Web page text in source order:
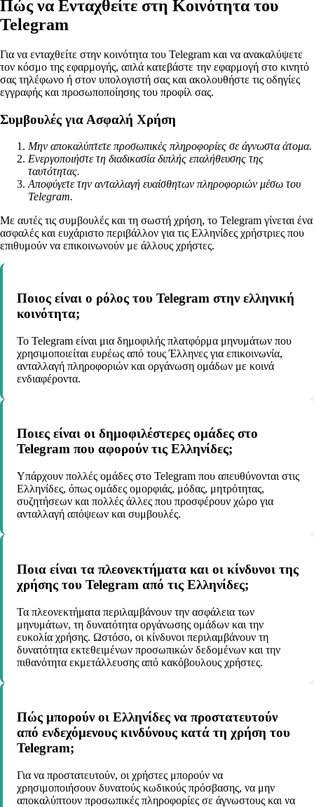
Πώς να Ενταχθείτε στη Κοινότητα του
Telegram
Για να ενταχθείτε στην κοινότητα του Telegram και να ανακαλύψετε
τον κόσμο της εφαρμογής, απλά κατεβάστε την εφαρμογή στο κινητό
σας τηλέφωνο ή στον υπολογιστή σας και ακολουθήστε τις οδηγίες
εγγραφής και προσωποποίησης του προφίλ σας.
Συμβουλές για Ασφαλή Χρήση
Μην αποκαλύπτετε προσωπικές πληροφορίες σε άγνωστα άτομα.
Ενεργοποιήστε τη διαδικασία διπλής επαλήθευσης της
ταυτότητας.
Αποφύγετε την ανταλλαγή ευαίσθητων πληροφοριών μέσω του
Telegram.
Με αυτές τις συμβουλές και τη σωστή χρήση, το Telegram γίνεται ένα
ασφαλές και ευχάριστο περιβάλλον για τις Ελληνίδες χρήστριες που
επιθυμούν να επικοινωνούν με άλλους χρήστες.
Ποιος είναι ο ρόλος του Telegram στην ελληνική
κοινότητα;
Το Telegram είναι μια δημοφιλής πλατφόρμα μηνυμάτων που
χρησιμοποιείται ευρέως από τους Έλληνες για επικοινωνία,
ανταλλαγή πληροφοριών και οργάνωση ομάδων με κοινά
ενδιαφέροντα.
Ποιες είναι οι δημοφιλέστερες ομάδες στο
Telegram που αφορούν τις Ελληνίδες;
Υπάρχουν πολλές ομάδες στο Telegram που απευθύνονται στις
Ελληνίδες, όπως ομάδες ομορφιάς, μόδας, μητρότητας,
συζητήσεων και πολλές άλλες που προσφέρουν χώρο για
ανταλλαγή απόψεων και συμβουλές.
Ποια είναι τα πλεονεκτήματα και οι κίνδυνοι της
χρήσης του Telegram από τις Ελληνίδες;
Τα πλεονεκτήματα περιλαμβάνουν την ασφάλεια των
μηνυμάτων, τη δυνατότητα οργάνωσης ομάδων και την
ευκολία χρήσης. Ωστόσο, οι κίνδυνοι περιλαμβάνουν τη
δυνατότητα εκτεθειμένων προσωπικών δεδομένων και την
πιθανότητα εκμετάλλευσης από κακόβουλους χρήστες.
Πώς μπορούν οι Ελληνίδες να προστατευτούν
από ενδεχόμενους κινδύνους κατά τη χρήση του
Telegram;
Για να προστατευτούν, οι χρήστες μπορούν να
χρησιμοποιήσουν δυνατούς κωδικούς πρόσβασης, να μην
αποκαλύπτουν προσωπικές πληροφορίες σε άγνωστους και να